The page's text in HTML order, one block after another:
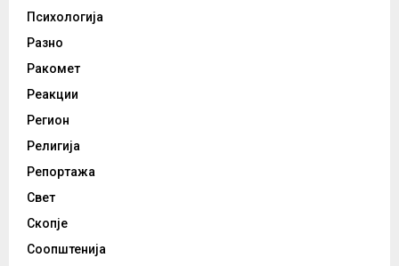
Психологија
Разно
Ракомет
Реакции
Регион
Религија
Репортажа
Свет
Скопје
Соопштенија